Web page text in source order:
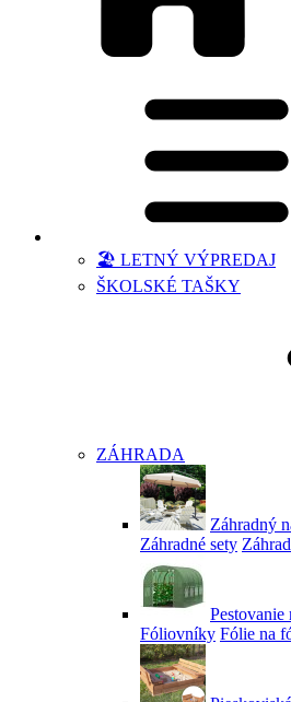
🏖️ LETNÝ VÝPREDAJ
ŠKOLSKÉ TAŠKY
ZÁHRADA
Záhradný
Záhradné sety
Pestovanie
Fóliovníky Fólie na